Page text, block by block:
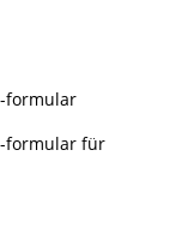
formular
formular für